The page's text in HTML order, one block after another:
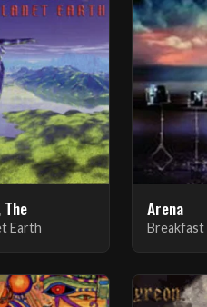
Earth
Arena
Breakfast